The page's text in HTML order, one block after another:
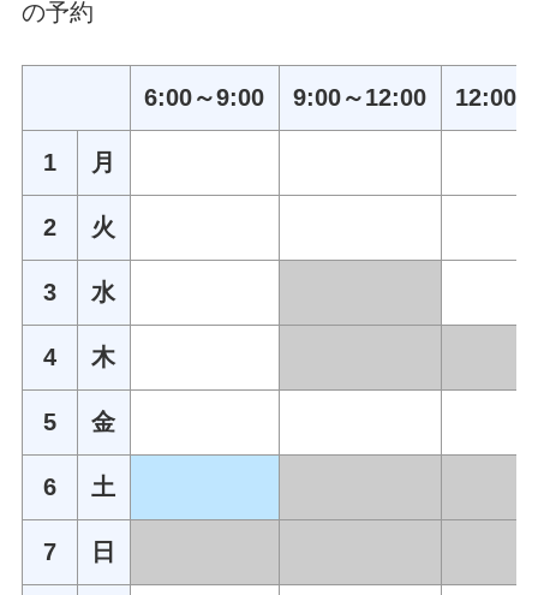
の予約
6:00～9:00 9:00～12:00 12:00
1 月
2 火
3 水
4 木
5 金
6 土
7 日